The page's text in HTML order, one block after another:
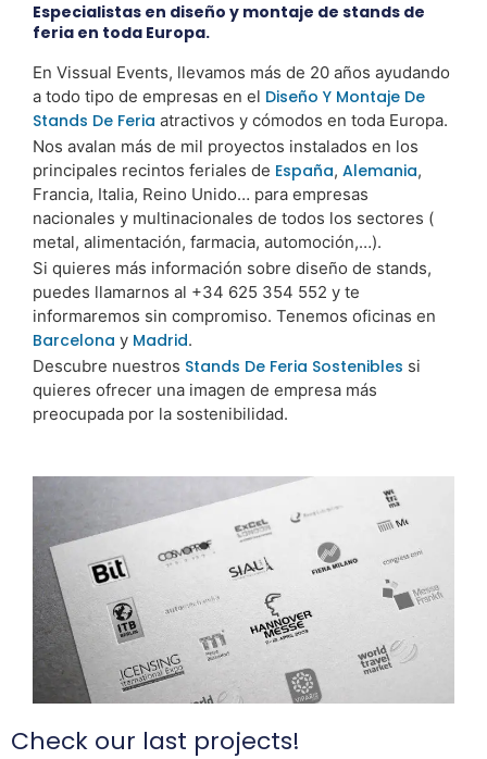
Especialistas en diseño y montaje de stands de
feria en toda Europa.
En Vissual Events, llevamos más de 20 años ayudando
a todo tipo de empresas en el Diseño Y Montaje De
Stands De Feria atractivos y cómodos en toda Europa.
Nos avalan más de mil proyectos instalados en los
principales recintos feriales de España, Alemania,
Francia, Italia, Reino Unido… para empresas
nacionales y multinacionales de todos los sectores (
metal, alimentación, farmacia, automoción,…).
Si quieres más información sobre diseño de stands,
puedes llamarnos al +34 625 354 552 y te
informaremos sin compromiso. Tenemos oficinas en
Barcelona y Madrid.
Descubre nuestros Stands De Feria Sostenibles si
quieres ofrecer una imagen de empresa más
preocupada por la sostenibilidad.
Check our last projects!